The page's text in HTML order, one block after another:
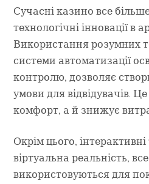
Сучасні казино все
технологічні інновації в
Використання розумних
системи автоматизації
контролю, дозволяє
умови для відвідувачів.
комфорт, а й знижує
Окрім цього, інтерактивні
віртуальна реальність,
використовуються для